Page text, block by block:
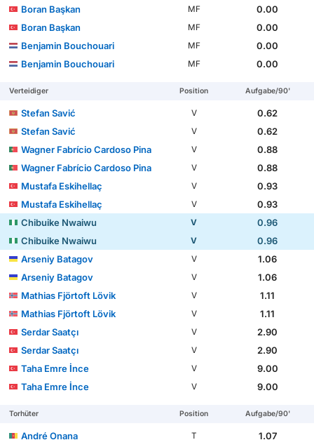
Boran Başkan MF
0.00
Boran Başkan
MF
0.00
Benjamin Bouchouari
MF
0.00
Benjamin Bouchouari
MF 0.00
Verteidiger Position Aufgabe/90'
Stefan Savić V
0.62
Stefan Savić
V
0.62
Wagner Fabrício Cardoso Pina
V
0.88
Wagner Fabrício Cardoso Pina
V
0.88
Mustafa Eskihellaç
V
0.93
Mustafa Eskihellaç
V
0.93
Chibuike Nwaiwu
V
0.96
Chibuike Nwaiwu
V
0.96
Arseniy Batagov
V
1.06
Arseniy Batagov
V
1.06
Mathias Fjörtoft Lövik
V
1.11
Mathias Fjörtoft Lövik
V
1.11
Serdar Saatçı
V
2.90
Serdar Saatçı
V
2.90
Taha Emre İnce
V
9.00
Taha Emre İnce
V 9.00
Torhüter Position Aufgabe/90'
André Onana T
1.07